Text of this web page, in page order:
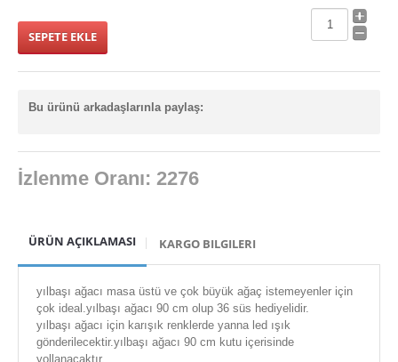
ışıklı bileklik
ışıklı bileklikler
ışıklı çubuk toptan
ışıklı dekor & promosyon ürünler
ışıklı kılıç
Işıklı Kirpi Yoyo & Toplar
ışıklı kravat
ışıklı pervane
Bu ürünü arkadaşlarınla paylaş:
İzlenme Oranı: 2276
ÜRÜN AÇIKLAMASI KARGO BILGILERI
yılbaşı ağacı masa üstü ve çok büyük ağaç istemeyenler için
çok ideal.yılbaşı ağacı 90 cm olup 36 süs hediyelidir.
yılbaşı ağacı için karışık renklerde yanna led ışık
gönderilecektir.yılbaşı ağacı 90 cm kutu içerisinde
yollanacaktır.